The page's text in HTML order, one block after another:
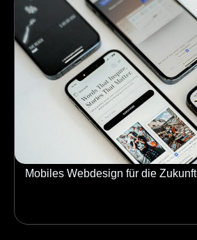
Mobiles Webdesign für die Zukunft